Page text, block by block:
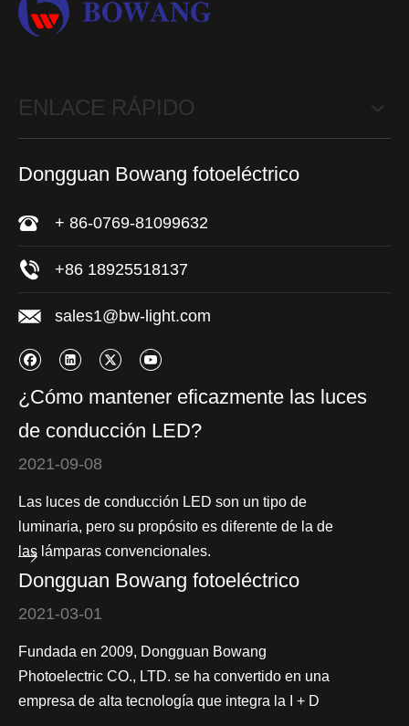
ENLACE RÁPIDO
Dongguan Bowang fotoeléctrico
+ 86-0769-81099632
+86 18925518137
sales1@bw-light.com
¿Cómo mantener eficazmente las luces
de conducción LED?
2021-09-08
Las luces de conducción LED son un tipo de
luminaria, pero su propósito es diferente de la de
las lámparas convencionales.
Dongguan Bowang fotoeléctrico
2021-03-01
Fundada en 2009, Dongguan Bowang
Photoelectric CO., LTD. se ha convertido en una
empresa de alta tecnología que integra la I + D